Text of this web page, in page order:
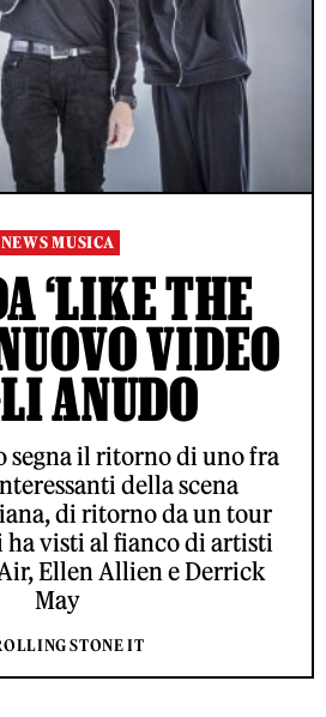
NEWS MUSICA
‘LIKE THE
VIDEO
ANUDO
segna il ritorno di uno fra
della scena
di ritorno da un tour
ha visti al fianco di artisti
Ellen Allien e Derrick
May
STONE IT